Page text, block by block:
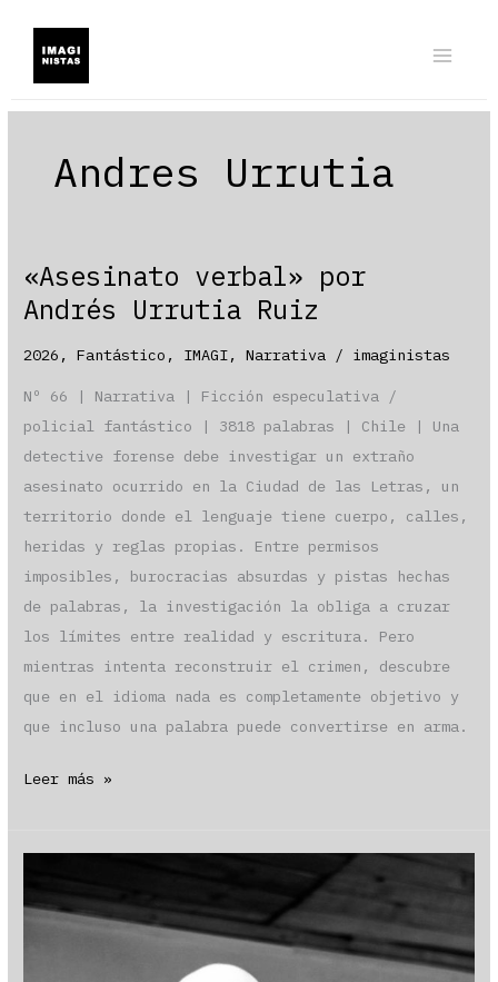
contenido
Andres Urrutia
«Asesinato verbal» por
Andrés Urrutia Ruiz
2026 ,Fantástico , IMAGI,Narrativa / imaginistas
Nº 66 | Narrativa | Ficción especulativa /
policial fantástico | 3818 palabras | Chile | Una
detective forense debe investigar un extraño
asesinato ocurrido en la Ciudad de las Letras, un
territorio donde el lenguaje tiene cuerpo, calles,
heridas y reglas propias. Entre permisos
imposibles, burocracias absurdas y pistas hechas
de palabras, la investigación la obliga a cruzar
los límites entre realidad y escritura. Pero
mientras intenta reconstruir el crimen, descubre
que en el idioma nada es completamente objetivo y
que incluso una palabra puede convertirse en arma.
«Asesinato
Leer más »